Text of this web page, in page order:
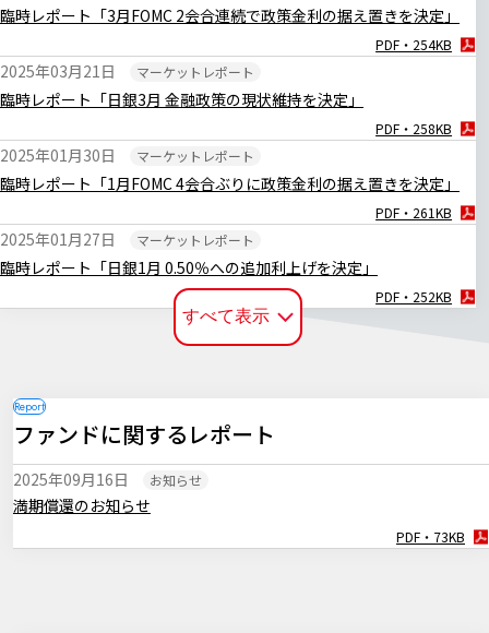
臨時レポート「3月FOMC 2会合連続で政策金利の据え置きを決定」
PDF・254KB
臨時レポート「日銀3月 金融政策の現状維持を決定」
2025年03月21日 マーケットレポート
PDF・258KB
臨時レポート「1月FOMC 4会合ぶりに政策金利の据え置きを決定」
2025年01月30日 マーケットレポート
PDF・261KB
臨時レポート「日銀1月 0.50％への追加利上げを決定」
2025年01月27日 マーケットレポート
PDF・252KB
臨時レポート「日銀12月 金融政策の現状維持を決定」
マーケットレポート
臨時レポート「12月FOMC 3会合連続で利下げを決定」
2024年12月19日
PDF・256KB
臨時レポート「11月FOMC 2会合連続で利下げを決定」
2024年11月08日 マーケットレポート
PDF・262KB
すべて表示
ファンドに関するレポート
満期償還のお知らせ
2025年09月16日 お知らせ
PDF・73KB